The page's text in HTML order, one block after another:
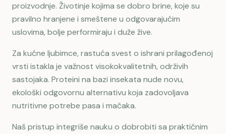
proizvodnje. Životinje kojima se dobro brine, koje su
pravilno hranjene i smeštene u odgovarajućim
uslovima, bolje performiraju i duže žive.
Za kućne ljubimce, rastuća svest o ishrani prilagođenoj
vrsti istakla je važnost visokokvalitetnih, održivih
sastojaka. Proteini na bazi insekata nude novu,
ekološki odgovornu alternativu koja zadovoljava
nutritivne potrebe pasa i mačaka.
Naš pristup integriše nauku o dobrobiti sa praktičnim